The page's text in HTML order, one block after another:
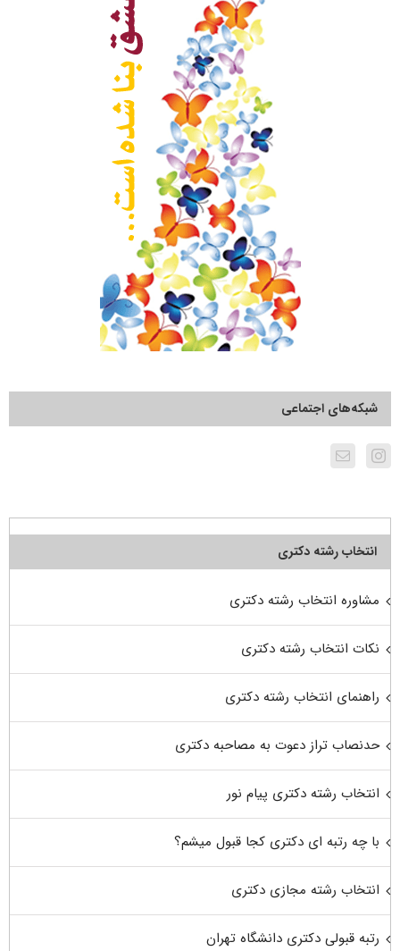
شبکه‌های اجتماعی
انتخاب رشته دکتری
مشاوره انتخاب رشته دکتری
نکات انتخاب رشته دکتری
راهنمای انتخاب رشته دکتری
حدنصاب تراز دعوت به مصاحبه دکتری
انتخاب رشته دکتری پیام نور
با چه رتبه ای دکتری کجا قبول میشم؟
انتخاب رشته مجازی دکتری
رتبه قبولی دکتری دانشگاه تهران